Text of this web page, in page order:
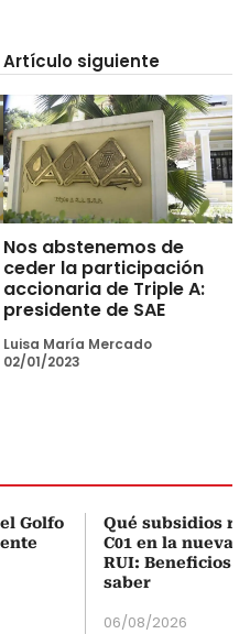
Artículo siguiente
Nos abstenemos de
ceder la participación
accionaria de Triple A:
presidente de SAE
Luisa María Mercado
02/01/2023
Golfo
Qué subsidios
C01 en la nueva
RUI: Beneficios
saber
06/08/2026